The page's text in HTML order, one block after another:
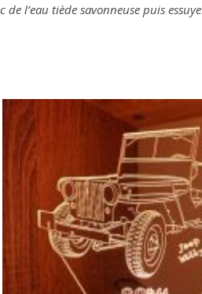
l’eau tiède savonneuse puis